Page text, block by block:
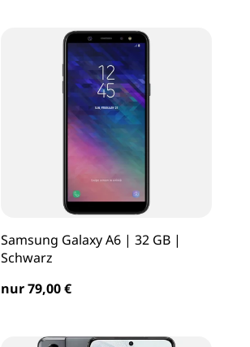
Samsung Galaxy A6 | 32 GB |
Schwarz
nur 79,00 €